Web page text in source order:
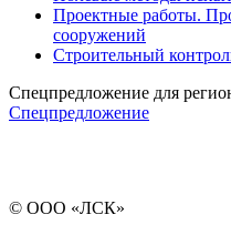
Проектные работы.
сооружений
Строительный
Спецпредложение для
Спецпредложение
© ООО «ЛСК»